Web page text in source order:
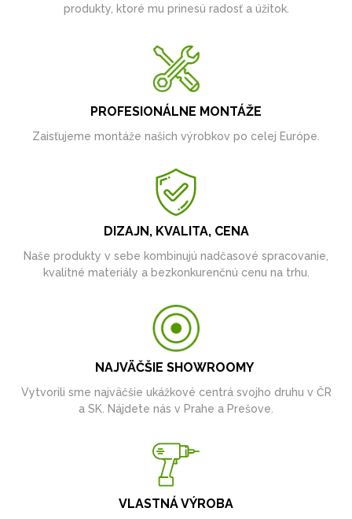
produkty, ktoré mu prinesú radosť a úžitok.
PROFESIONÁLNE MONTÁŽE
Zaisťujeme montáže našich výrobkov po celej Európe.
DIZAJN, KVALITA, CENA
Naše produkty v sebe kombinujú nadčasové spracovanie,
kvalitné materiály a bezkonkurenčnú cenu na trhu.
NAJVÄČŠIE SHOWROOMY
Vytvorili sme najväčšie ukážkové centrá svojho druhu v ČR
a SK. Nájdete nás v Prahe a Prešove.
VLASTNÁ VÝROBA